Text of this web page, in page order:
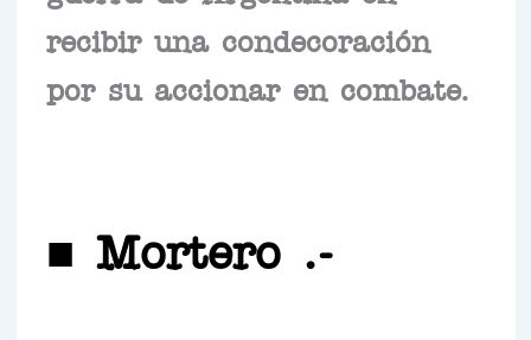
recibir una condecoración
por su accionar en combate.
■ Mortero .-